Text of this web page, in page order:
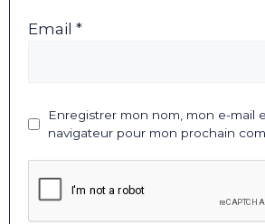
Email *
Enregistrer mon nom, mon e-mail
navigateur pour mon prochain